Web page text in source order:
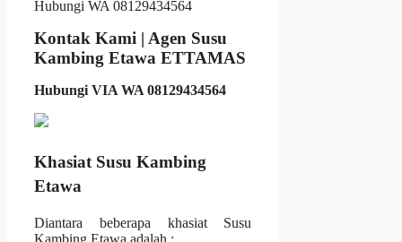
Kontak Kami | Agen Susu
Kambing Etawa ETTAMAS
Hubungi VIA WA 08129434564
Khasiat Susu Kambing
Etawa
Diantara beberapa khasiat Susu
Kambing Etawa adalah :